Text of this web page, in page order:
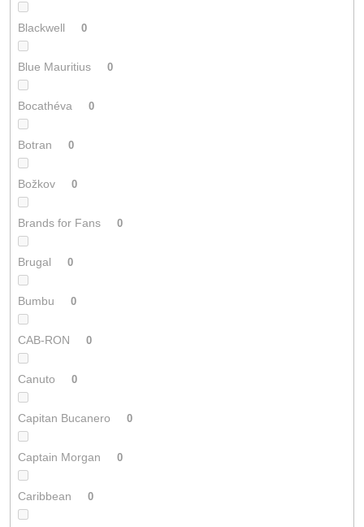
Blackwell 0
Blue Mauritius 0
Bocathéva 0
Botran 0
Božkov 0
Brands for Fans 0
Brugal 0
Bumbu 0
CAB-RON 0
Canuto 0
Capitan Bucanero 0
Captain Morgan 0
Caribbean 0